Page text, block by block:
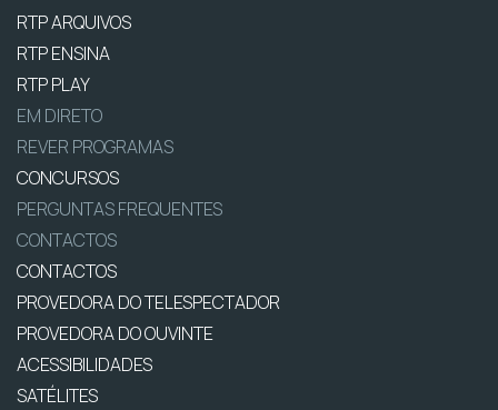
RTP ARQUIVOS
RTP ENSINA
RTP PLAY
EM DIRETO
REVER PROGRAMAS
CONCURSOS
PERGUNTAS FREQUENTES
CONTACTOS
CONTACTOS
PROVEDORA DO TELESPECTADOR
PROVEDORA DO OUVINTE
ACESSIBILIDADES
SATÉLITES